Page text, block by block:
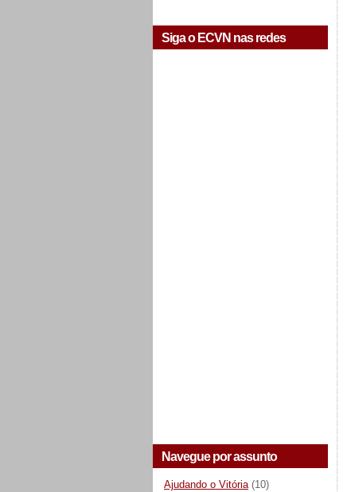
Siga o ECVN nas redes
Navegue por assunto
Ajudando o Vitória (10)